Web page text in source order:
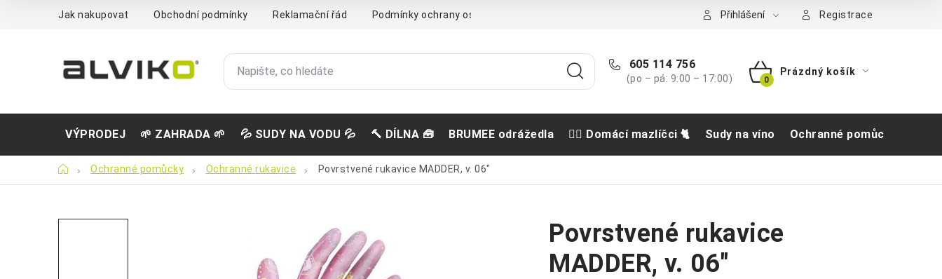
Jak nakupovat Obchodní podmínky Reklamační řád Podmínky ochrany osobních údajů Přihlášení Registrace
605 114 756
(po – pá: 9:00 – 17:00)
NÁKUPNÍ
Prázdný košík
VÝPRODEJ 🌱 ZAHRADA 🌱 💦 SUDY NA VODU 💦 🔨 DÍLNA 🧰 BRUMEE odrážedla 🐕‍🦺 Domácí mazlíčci 🐈 Sudy na víno Ochranné pomůcky
DomůOchranné pomůcky Ochranné rukavice Povrstvené rukavice MADDER, v. 06"
Povrstvené rukavice
MADDER, v. 06"